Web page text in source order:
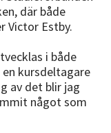
där både
Victor Estby.
i både
en kursdeltagare
av det blir jag
något som